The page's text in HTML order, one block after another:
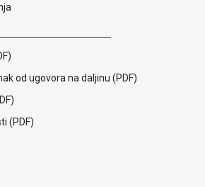
od ugovora na daljinu (PDF)
(PDF)